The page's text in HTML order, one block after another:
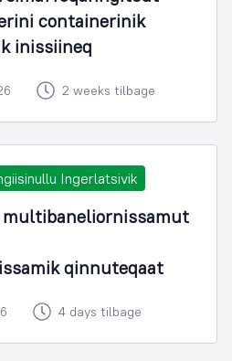
containerinik
inissiineq
2 weeks tilbage
Ingerlatsivik
qinnuteqaat
4 days tilbage